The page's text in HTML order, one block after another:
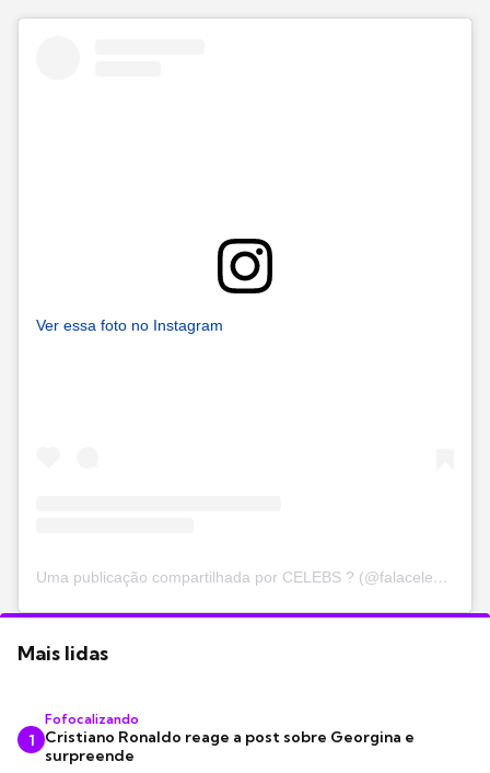
Ver essa foto no Instagram
Uma publicação compartilhada por CELEBS ? (@falacelebs)
Mais lidas
1
Fofocalizando
Cristiano Ronaldo reage a post sobre Georgina e
surpreende